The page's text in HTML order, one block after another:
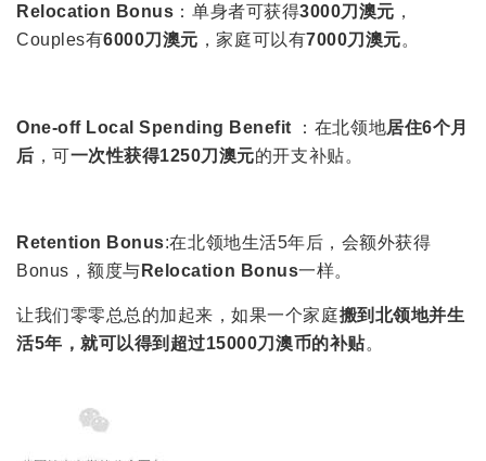
Relocation Bonus ：单身者可获得3000刀澳元 ，
Couples有6000刀澳元 ，家庭可以有7000刀澳元。
One-off Local Spending Benefit ：在北领地居住6个月
后 ，可一次性获得1250刀澳元的开支补贴。
Retention Bonus:在北领地生活5年后，会额外获得
Bonus，额度与 Relocation Bonus一样。
让我们零零总总的加起来，如果一个家庭搬到北领地并生
活5年，就可以得到超过15000刀澳币的补贴。